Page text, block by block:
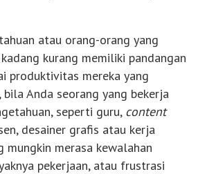
atau orang-orang yang
kurang memiliki pandangan
produktivitas mereka yang
bila Anda seorang yang bekerja
seperti guru, content
desainer grafis atau kerja
mungkin merasa kewalahan
pekerjaan, atau frustrasi